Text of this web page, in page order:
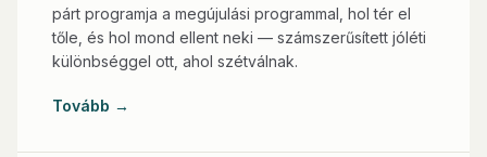
párt programja a megújulási programmal, hol tér el
tőle, és hol mond ellent neki — számszerűsített jóléti
különbséggel ott, ahol szétválnak.
Tovább →